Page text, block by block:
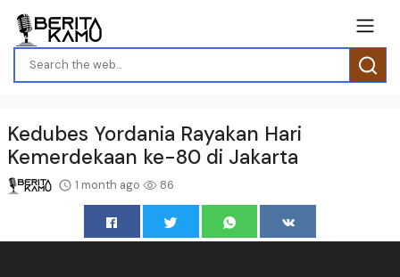
Kedubes Yordania Rayakan Hari
Kemerdekaan ke-80 di Jakarta
1 month ago 86